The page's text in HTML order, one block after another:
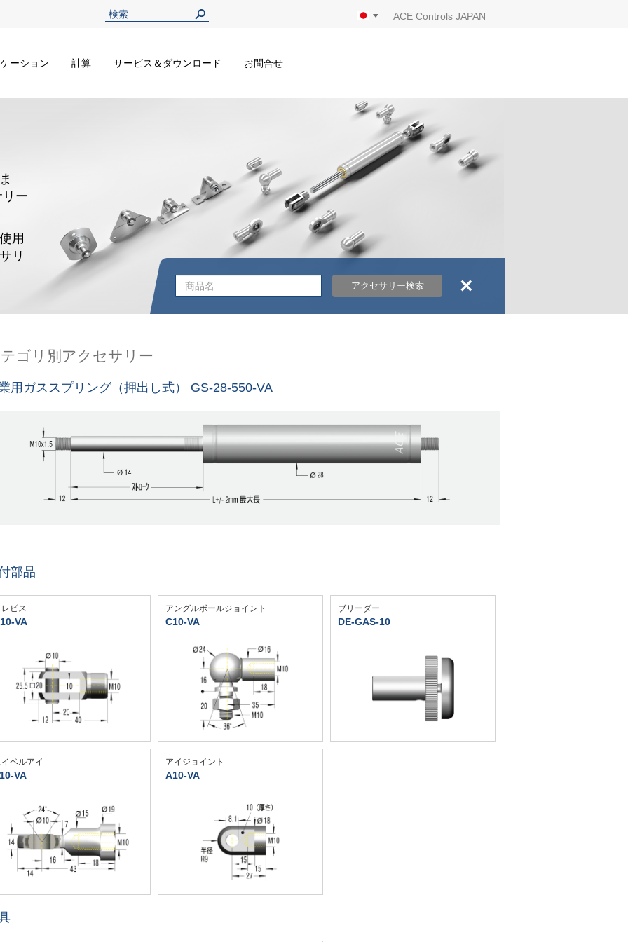
ACE Controls JAPAN
ーション 計算 サービス＆ダウンロード お問合せ
ー
用
リ
アクセサリー検索 ×
ゴリ別アクセサリー
用ガススプリング（押出し式） GS-28-550-VA
部品
ビス
VA
アングルボールジョイント
C10-VA
ブリーダー
DE-GAS-10
ベルアイ
VA
アイジョイント
A10-VA